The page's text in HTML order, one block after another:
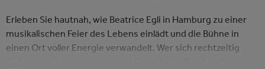
Erleben Sie hautnah, wie Beatrice Egli in Hamburg zu einer
musikalischen Feier des Lebens einlädt und die Bühne in
einen Ort voller Energie verwandelt. Wer sich rechtzeitig